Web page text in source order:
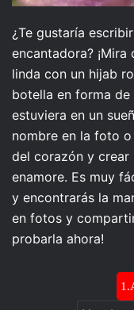
¿Te gustaría
encantadora?
linda con un hijab
botella en forma
estuviera en un
nombre en la foto
del corazón y crear
enamore. Es muy
y encontrarás la
en fotos y
probarla ahora!